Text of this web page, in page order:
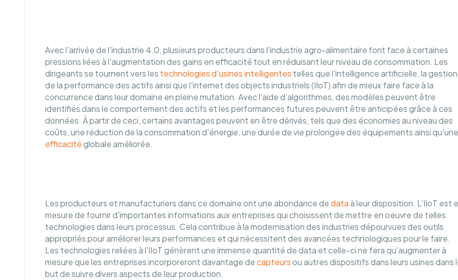
Avec l'arrivée de l'industrie 4.0, plusieurs producteurs dans l'industrie agro-alimentaire font face à certaines
pressions liées à l'augmentation des gains en efficacité tout en réduisant leur niveau de consommation. Les
dirigeants se tournent vers les technologies d'usines intelligentes telles que l'intelligence artificielle, la gestion
de la performance des actifs ainsi que l'internet des objects industriels (IIoT) afin de mieux faire face à la
concurrence dans leur domaine en pleine mutation. Avec l'aide d'algorithmes, des modèles peuvent être
identifiés dans le comportement des actifs et les performances futures peuvent être anticipées grâce à ces
données. À partir de ceci, certains avantages peuvent en être dérivés, tels que des économies au niveau des
coûts, une réduction de la consommation d'énergie, une durée de vie prolongée des équipements ainsi qu'une
efficacité globale améliorée.
Les producteurs et manufacturiers dans ce domaine ont une abondance de data à leur disposition. L'IIoT est
mesure de fournir d'importantes informations aux entreprises qui choisissent de mettre en oeuvre de telles
technologies dans leurs processus. Cela contribue à la modernisation des industries dépourvues des outils
appropriés pour améliorer leurs performances et qui nécessitent des avancées technologiques pour le faire.
Les technologies reliées à l'IIoT génèrent une immense quantité de data et celle-ci ne fera qu'augmenter à
mesure que les entreprises incorporeront davantage de capteurs ou autres dispositifs dans leurs usines dans
but de suivre divers aspects de leur production.